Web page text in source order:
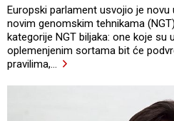
Europski parlament usvojio je
novim genomskim tehnikama
kategorije NGT biljaka: one koje su
oplemenjenim sortama bit će
pravilima,…